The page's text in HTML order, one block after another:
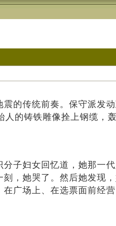
的传统前奏。保守派发
的铸铁雕像拴上钢缆，
子妇女回忆道，她那一
，她哭了。然后她发现，
广场上、在选票面前经